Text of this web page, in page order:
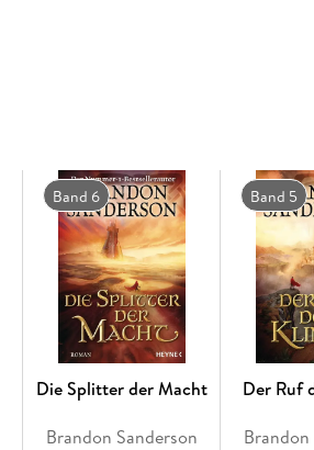
Band 6
Die Splitter der Macht
Brandon Sanderson
Band 5
Der Ruf
Brandon